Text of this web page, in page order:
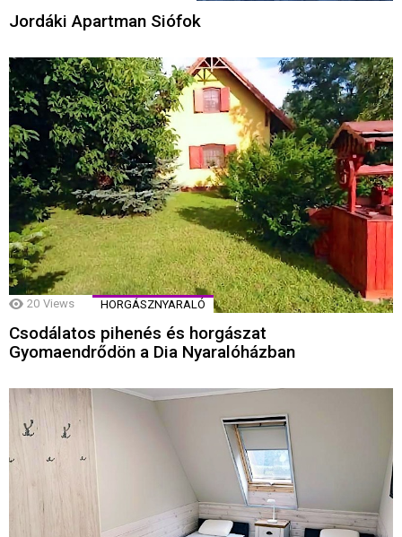
Jordáki Apartman Siófok
20 Views HORGÁSZNYARALÓ
Csodálatos pihenés és horgászat
Gyomaendrődön a Dia Nyaralóházban